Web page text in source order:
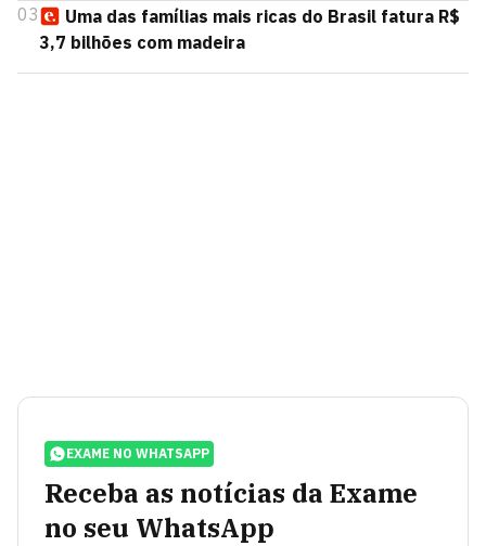
03
Uma das famílias mais ricas do Brasil fatura R$
3,7 bilhões com madeira
EXAME NO WHATSAPP
Receba as notícias da Exame
no seu WhatsApp